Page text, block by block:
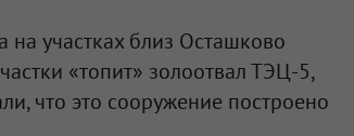
участках близ Осташково
«топит» золоотвал ТЭЦ-5,
что это сооружение построено